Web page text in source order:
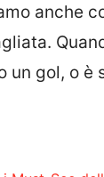
anche
un gol, o è